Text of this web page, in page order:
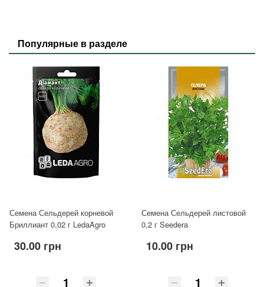
Популярные в разделе
Семена Сельдерей корневой
Бриллиант 0,02 г LedaAgro
30.00 грн
Семена Сельдерей листовой
0,2 г Seedera
10.00 грн